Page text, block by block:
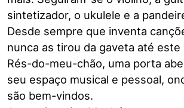
sintetizador, o ukulele e a
Desde sempre que inventa
nunca as tirou da gaveta até este
Rés-do-meu-chão, uma porta
seu espaço musical e pessoal,
são bem-vindos.